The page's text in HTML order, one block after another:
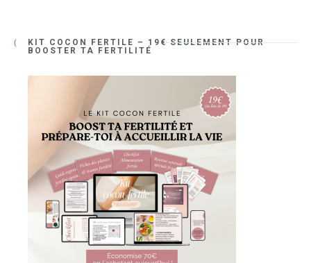
KIT COCON FERTILE – 19€ SEULEMENT POUR
BOOSTER TA FERTILITÉ